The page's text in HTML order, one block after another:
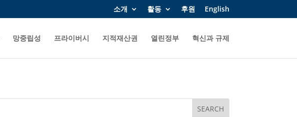
소개 활동 후원 English
망중립성 프라이버시 지적재산권 열린정부 혁신과 규제